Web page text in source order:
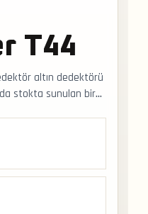
T44
altın dedektörü
stokta sunulan bir
hedef
desteğiyle satış ve